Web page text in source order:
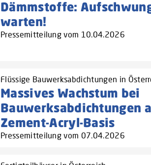
Dämmstoffe:
warten!
Pressemitteilung vom 10.04.2026
Flüssige Bauwerksabdichtungen in
Massives Wachstum bei
Bauwerksabdichtungen
Zement-Acryl-Basis
Pressemitteilung vom 07.04.2026